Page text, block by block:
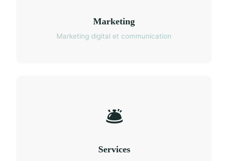
Marketing
Marketing digital et communication
🛎️
Services